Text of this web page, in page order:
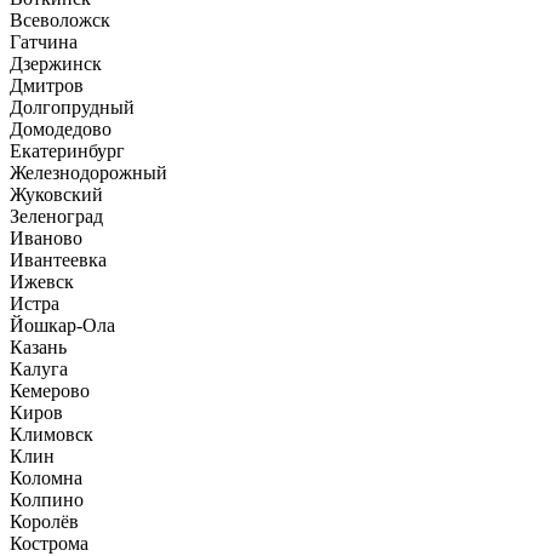
Всеволожск
Гатчина
Дзержинск
Дмитров
Долгопрудный
Домодедово
Екатеринбург
Железнодорожный
Жуковский
Зеленоград
Иваново
Ивантеевка
Ижевск
Истра
Йошкар-Ола
Казань
Калуга
Кемерово
Киров
Климовск
Клин
Коломна
Колпино
Королёв
Кострома